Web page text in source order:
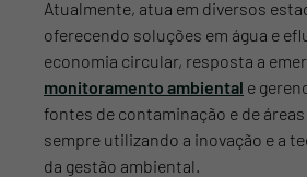
Atualmente, atua em diversos
oferecendo soluções em água e
economia circular, resposta a
monitoramento ambiental e
fontes de contaminação e de
sempre utilizando a inovação e a
da gestão ambiental.